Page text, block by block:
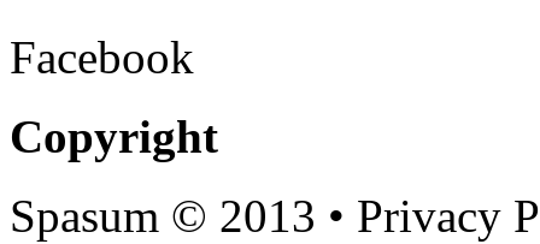
Facebook
Copyright
Spasum © 2013 • Privacy